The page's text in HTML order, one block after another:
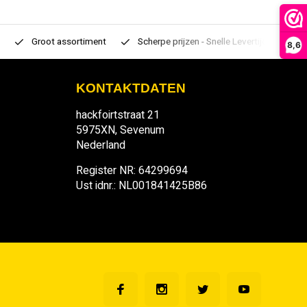
8,6
Groot assortiment Scherpe prijzen - Snelle Levertijden 7
KONTAKTDATEN
hackfoirtstraat 21
5975XN, Sevenum
Nederland
Register NR: 64299694
Ust idnr.: NL001841425B86